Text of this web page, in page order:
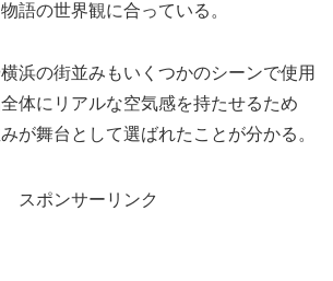
語の世界観に合っている。
浜の街並みもいくつかのシーンで使用
体にリアルな空気感を持たせるため
が舞台として選ばれたことが分かる。
スポンサーリンク